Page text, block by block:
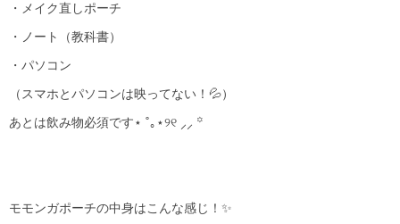
・メイク直しポーチ
・ノート（教科書）
・パソコン
（スマホとパソコンは映ってない！💦）
あとは飲み物必須です⋆ ˚｡⋆୨୧ ⸝⸝ ꙳
モモンガポーチの中身はこんな感じ！✨